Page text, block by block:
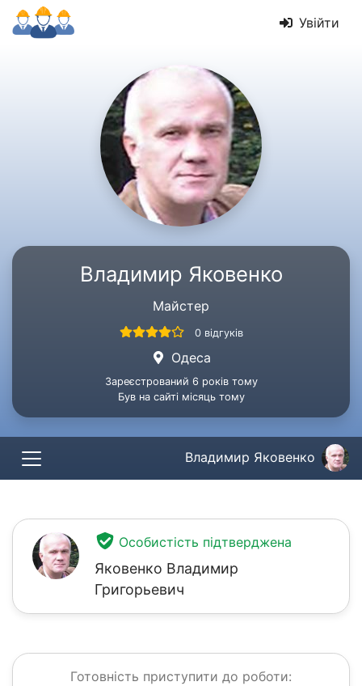
Увійти
Владимир Яковенко
Майстер
0 відгуків
Одеса
Зареєстрований 6 років тому
Був на сайті місяць тому
Владимир Яковенко
Особистість підтверджена
Яковенко Владимир
Григорьевич
Готовність приступити до роботи: